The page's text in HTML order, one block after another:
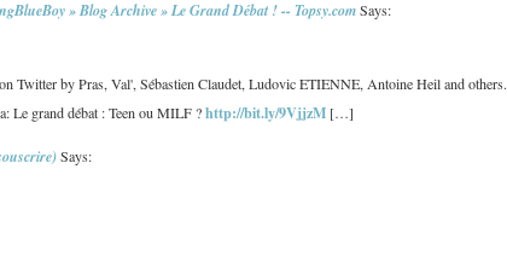
» Blog Archive » Le Grand Débat ! -- Topsy.comSays:
Twitter by Pras, Val', Sébastien Claudet, Ludovic ETIENNE, Antoine Heil and others.
Le grand débat : Teen ou MILF ?http://bit.ly/9VjjzM […]
Says: